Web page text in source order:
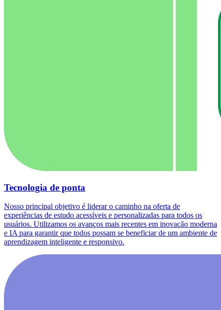
Tecnologia de ponta
Nosso principal objetivo é liderar o caminho na oferta de
experiências de estudo acessíveis e personalizadas para todos os
usuários. Utilizamos os avanços mais recentes em inovação moderna
e IA para garantir que todos possam se beneficiar de um ambiente de
aprendizagem inteligente e responsivo.